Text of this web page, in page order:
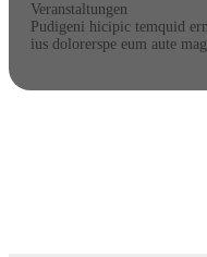
Veranstaltungen
Pudigeni hicipic temquid
ius dolorerspe eum aute